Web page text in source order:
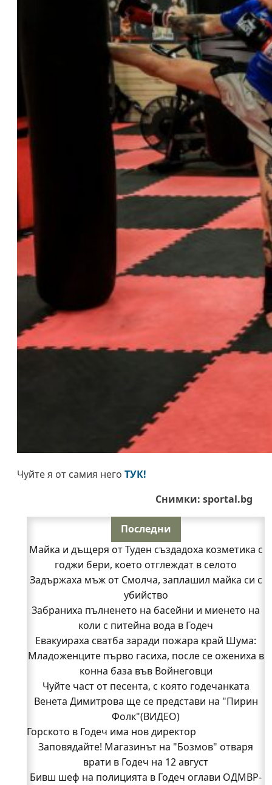
Чуйте я от самия него ТУК!
Снимки: sportal.bg
Последни
Майка и дъщеря от Туден създадоха козметика с
годжи бери, което отглеждат в селото
Задържаха мъж от Смолча, заплашил майка си с
убийство
Забраниха пълненето на басейни и миенето на
коли с питейна вода в Годеч
Евакуираха сватба заради пожара край Шума:
Младоженците първо гасиха, после се ожениха в
конна база във Войнеговци
Чуйте част от песента, с която годечанката
Венета Димитрова ще се представи на "Пирин
Фолк"(ВИДЕО)
Горското в Годеч има нов директор
Заповядайте! Магазинът на "Бозмов" отваря
врати в Годеч на 12 август
Бивш шеф на полицията в Годеч оглави ОДМВР-